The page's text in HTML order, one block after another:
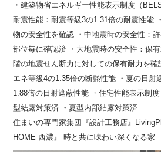
・建築物省エネルギー性能表示制度（
耐震性能：耐震等級3の1.31倍の耐震性能
物の安全性を確認 ・中地震時の安全性：
部位毎に確認済 ・大地震時の安全性：保
階の地震せん断力に対しての保有耐力を
エネ等級4の1.35倍の断熱性能 ・夏の日射
1.88倍の日射遮蔽性能 ・住宅性能表示制
型結露対策済 ・夏型内部結露対策済
住まいの専門家集団『設計工務店』
HOME 西濃』 時と共に味わい深くなる家